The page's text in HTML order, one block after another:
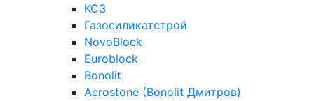
КСЗ
Газосиликатстрой
NovoBlock
Euroblock
Bonolit
Aerostone (Bonolit Дмитров)